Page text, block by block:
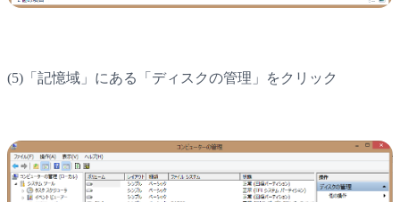
(5)「記憶域」にある「ディスクの管理」をクリック